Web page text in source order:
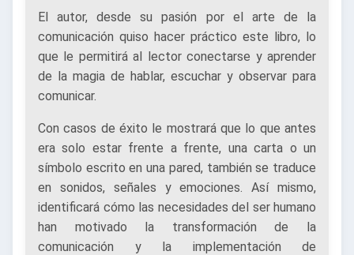
El autor, desde su pasión por el arte de la
comunicación quiso hacer práctico este libro, lo
que le permitirá al lector conectarse y aprender
de la magia de hablar, escuchar y observar para
comunicar.
Con casos de éxito le mostrará que lo que antes
era solo estar frente a frente, una carta o un
símbolo escrito en una pared, también se traduce
en sonidos, señales y emociones. Así mismo,
identificará cómo las necesidades del ser humano
han motivado la transformación de la
comunicación y la implementación de